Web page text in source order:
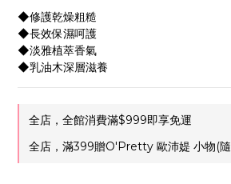
◆修護乾燥粗糙
◆長效保濕呵護
◆淡雅植萃香氣
◆乳油木深層滋養
全店，全館消費滿$999即享免運
全店，滿399贈O'Pretty 歐沛媞 小物(